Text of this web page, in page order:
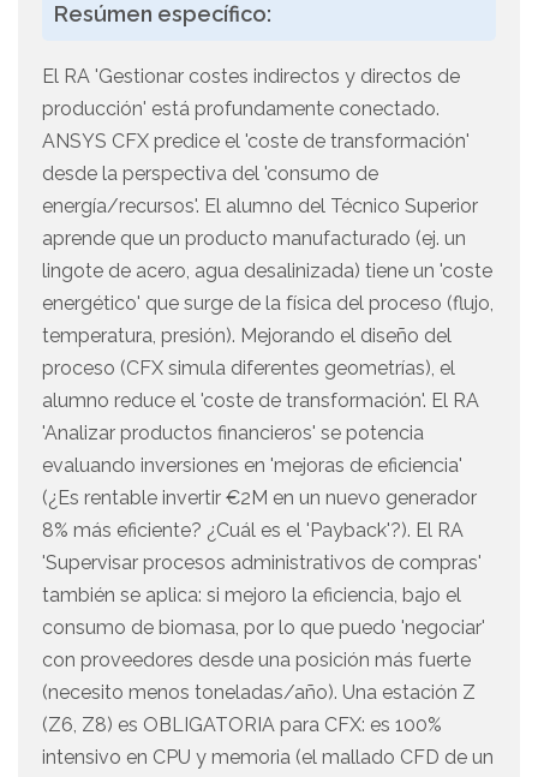
Resúmen específico:
El RA 'Gestionar costes indirectos y directos de
producción' está profundamente conectado.
ANSYS CFX predice el 'coste de transformación'
desde la perspectiva del 'consumo de
energía/recursos'. El alumno del Técnico Superior
aprende que un producto manufacturado (ej. un
lingote de acero, agua desalinizada) tiene un 'coste
energético' que surge de la física del proceso (flujo,
temperatura, presión). Mejorando el diseño del
proceso (CFX simula diferentes geometrías), el
alumno reduce el 'coste de transformación'. El RA
'Analizar productos financieros' se potencia
evaluando inversiones en 'mejoras de eficiencia'
(¿Es rentable invertir €2M en un nuevo generador
8% más eficiente? ¿Cuál es el 'Payback'?). El RA
'Supervisar procesos administrativos de compras'
también se aplica: si mejoro la eficiencia, bajo el
consumo de biomasa, por lo que puedo 'negociar'
con proveedores desde una posición más fuerte
(necesito menos toneladas/año). Una estación Z
(Z6, Z8) es OBLIGATORIA para CFX: es 100%
intensivo en CPU y memoria (el mallado CFD de un